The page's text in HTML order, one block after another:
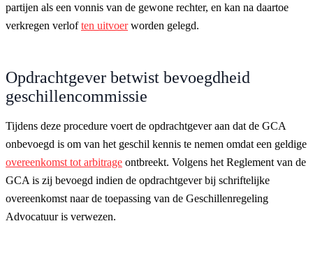
partijen als een vonnis van de gewone rechter, en kan na daartoe
verkregen verloften uitvoerworden gelegd.
Opdrachtgever betwist bevoegdheid
geschillencommissie
Tijdens deze procedure voert de opdrachtgever aan dat de GCA
onbevoegd is om van het geschil kennis te nemen omdat een geldige
overeenkomst tot arbitrage ontbreekt. Volgens het Reglement van de
GCA is zij bevoegd indien de opdrachtgever bij schriftelijke
overeenkomst naar de toepassing van de Geschillenregeling
Advocatuur is verwezen.